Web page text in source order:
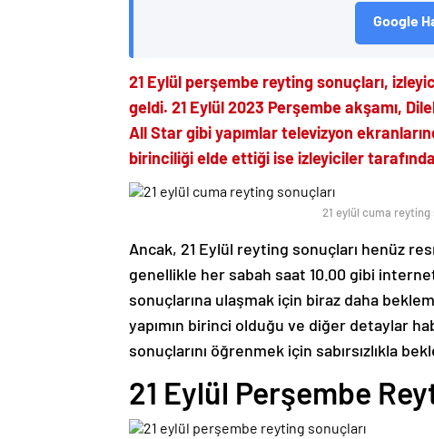
Google
21 Eylül perşembe reyting sonuçları,
geldi. 21 Eylül 2023 Perşembe akşamı,
All Star gibi yapımlar televizyon
birinciliği elde ettiği ise izleyiciler
21 eylül cuma reyting
Ancak, 21 Eylül reyting sonuçları henüz
genellikle her sabah saat 10.00 gibi
sonuçlarına ulaşmak için biraz daha
yapımın birinci olduğu ve diğer detaylar
sonuçlarını öğrenmek için sabırsızlıkla
21 Eylül Perşembe